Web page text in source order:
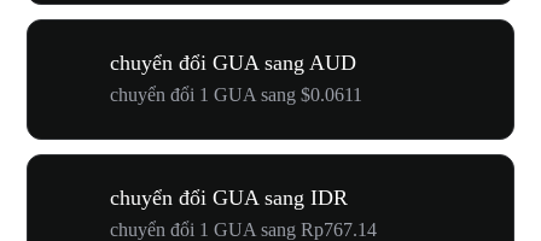
chuyển đổi GUA sang AUD
chuyển đổi 1 GUA sang $0.0611
chuyển đổi GUA sang IDR
chuyển đổi 1 GUA sang Rp767.14